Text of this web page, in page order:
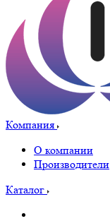
Компания
О компании
Производители
Каталог